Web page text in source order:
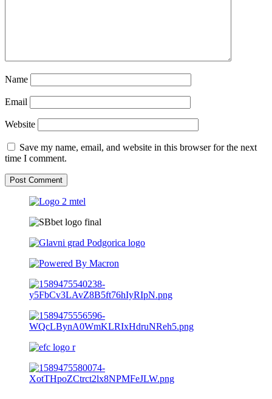
Name
Email
Website
Save my name, email, and website in this browser for the next
time I comment.